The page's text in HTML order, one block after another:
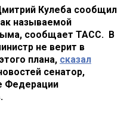
Кулеба сообщил
называемой
сообщает ТАСС. В
не верит в
плана, сказал
сенатор,
Федерации